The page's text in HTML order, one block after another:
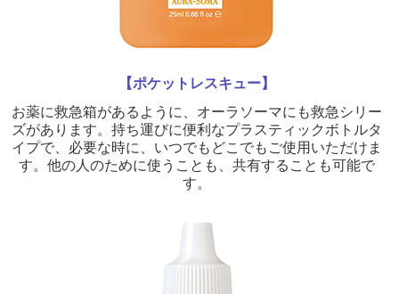
【ポケットレスキュー】
お薬に救急箱があるように、オーラソーマにも救急シリー
ズがあります。持ち運びに便利なプラスティックボトルタ
イプで、必要な時に、いつでもどこでもご使用いただけま
す。他の人のために使うことも、共有することも可能で
す。